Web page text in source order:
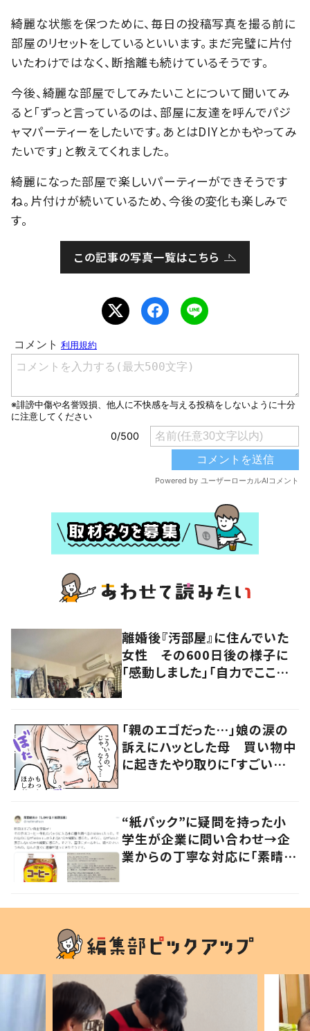
綺麗な状態を保つために、毎日の投稿写真を撮る前に
部屋のリセットをしているといいます。まだ完璧に片付
いたわけではなく、断捨離も続けているそうです。
今後、綺麗な部屋でしてみたいことについて聞いてみ
ると「ずっと言っているのは、部屋に友達を呼んでパジ
ャマパーティーをしたいです。あとはDIYとかもやってみ
たいです」と教えてくれました。
綺麗になった部屋で楽しいパーティーができそうです
ね。片付けが続いているため、今後の変化も楽しみで
す。
この記事の写真一覧はこちら
離婚後『汚部屋』に住んでいた
女性 その600日後の様子に
「感動しました」「自力でここま
「親のエゴだった…」娘の涙の
訴えにハッとした母 買い物中
に起きたやり取りに「すごい分
“紙パック”に疑問を持った小
学生が企業に問い合わせ→企
業からの丁寧な対応に「素晴ら